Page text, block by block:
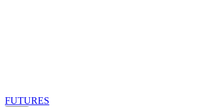
FUTURES